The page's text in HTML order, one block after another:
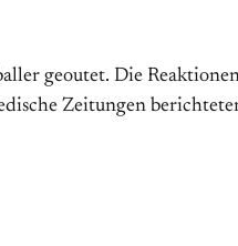
geoutet. Die
Zeitungen